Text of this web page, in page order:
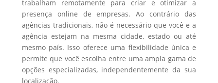
trabalham remotamente para criar e otimizar a
presença online de empresas. Ao contrário das
agências tradicionais, não é necessário que você e a
agência estejam na mesma cidade, estado ou até
mesmo país. Isso oferece uma flexibilidade única e
permite que você escolha entre uma ampla gama de
opções especializadas, independentemente da sua
localização.